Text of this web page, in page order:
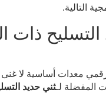
التالية.
التسليح ذات
معدات أساسية لا
المفضلة لـثني حديد